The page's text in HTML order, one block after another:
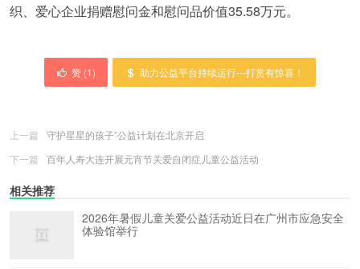
织、爱心企业捐赠慰问金和慰问品价值35.58万元。
赞 (1) 助力公益平台持续运行---打赏有惊喜！
上一篇
守护星星的孩子”公益计划在北京开启
下一篇
百年人寿大连开展元宵节关爱自闭症儿童公益活动
相关推荐
2026年暑假儿童关爱公益活动近日在广州市应急安全
体验馆举行